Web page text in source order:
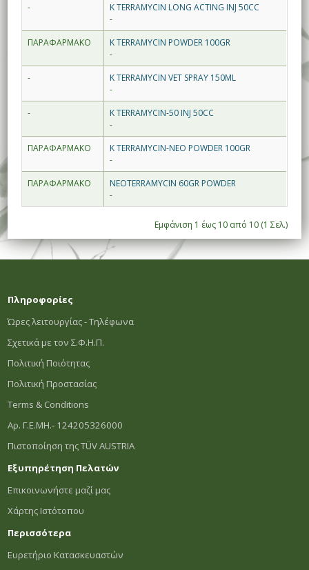
-
K TERRAMYCIN LONG ACTING INJ 50CC
-
ΠΑΡΑΦΑΡΜΑΚΟ
K TERRAMYCIN POWDER 100GR
-
-
K TERRAMYCIN VET SPRAY 150ML
-
-
K TERRAMYCIN-50 INJ 50CC
-
ΠΑΡΑΦΑΡΜΑΚΟ
K TERRAMYCIN-NEO POWDER 100GR
-
ΠΑΡΑΦΑΡΜΑΚΟ
NEOTERRAMYCIN 60GR POWDER
-
Εμφάνιση 1 έως 10 από 10 (1 Σελ.)
Πληροφορίες
Ώρες λειτουργίας - Τηλέφωνα
Σχετικά με τον Σ.Φ.Η.Π.
Πολιτική Ποιότητας
Πολιτική Προστασίας
Terms & Conditions
Αρ. Γ.Ε.ΜΗ.- 124205326000
Πιστοποίηση της TÜV AUSTRIA
Εξυπηρέτηση Πελατών
Επικοινωνήστε μαζί μας
Χάρτης Ιστότοπου
Περισσότερα
Ευρετήριο Κατασκευαστών